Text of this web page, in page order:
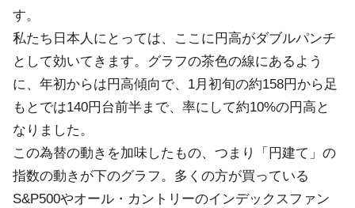
す。
私たち日本人にとっては、ここに円高がダブルパンチ
として効いてきます。グラフの茶色の線にあるよう
に、年初からは円高傾向で、1月初旬の約158円から足
もとでは140円台前半まで、率にして約10%の円高と
なりました。
この為替の動きを加味したもの、つまり「円建て」の
指数の動きが下のグラフ。多くの方が買っている
S&P500やオール・カントリーのインデックスファン